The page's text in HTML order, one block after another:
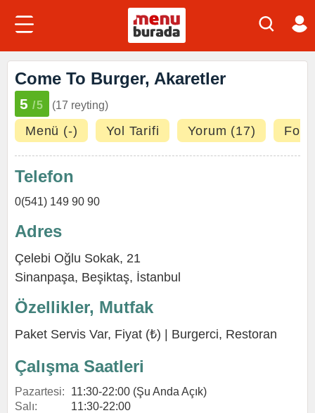
Come To Burger, Akaretler
5 /5 (17 reyting)
Menü (-) Yol Tarifi Yorum (17)
Telefon
0(541) 149 90 90
Adres
Çelebi Oğlu Sokak, 21
Sinanpaşa, Beşiktaş, İstanbul
Özellikler, Mutfak
Paket Servis Var, Fiyat (₺) | Burgerci, Restoran
Çalışma Saatleri
Pazartesi:
11:30-22:00 (Şu Anda Açık)
Salı:
11:30-22:00